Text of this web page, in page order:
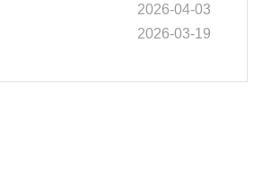
2026-04-03
2026-03-19